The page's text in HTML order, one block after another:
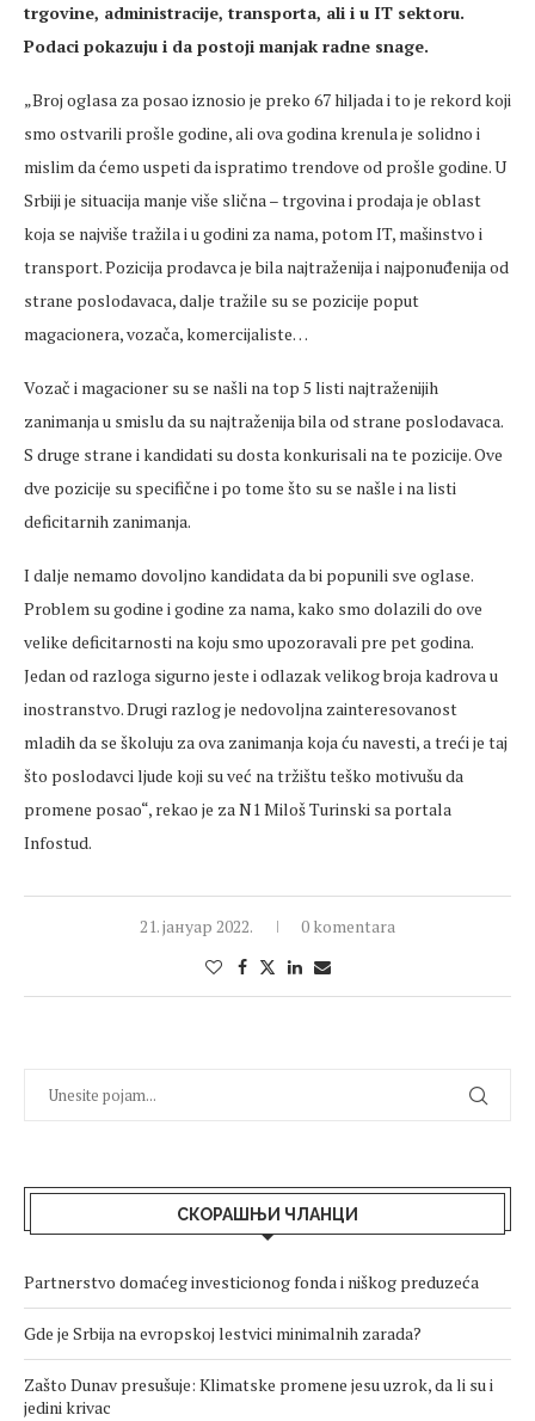
trgovine, administracije, transporta, ali i u IT sektoru.
Podaci pokazuju i da postoji manjak radne snage.
„Broj oglasa za posao iznosio je preko 67 hiljada i to je rekord koji
smo ostvarili prošle godine, ali ova godina krenula je solidno i
mislim da ćemo uspeti da ispratimo trendove od prošle godine. U
Srbiji je situacija manje više slična – trgovina i prodaja je oblast
koja se najviše tražila i u godini za nama, potom IT, mašinstvo i
transport. Pozicija prodavca je bila najtraženija i najponuđenija od
strane poslodavaca, dalje tražile su se pozicije poput
magacionera, vozača, komercijaliste…
Vozač i magacioner su se našli na top 5 listi najtraženijih
zanimanja u smislu da su najtraženija bila od strane poslodavaca.
S druge strane i kandidati su dosta konkurisali na te pozicije. Ove
dve pozicije su specifične i po tome što su se našle i na listi
deficitarnih zanimanja.
I dalje nemamo dovoljno kandidata da bi popunili sve oglase.
Problem su godine i godine za nama, kako smo dolazili do ove
velike deficitarnosti na koju smo upozoravali pre pet godina.
Jedan od razloga sigurno jeste i odlazak velikog broja kadrova u
inostranstvo. Drugi razlog je nedovoljna zainteresovanost
mladih da se školuju za ova zanimanja koja ću navesti, a treći je taj
što poslodavci ljude koji su već na tržištu teško motivušu da
promene posao“, rekao je za N1 Miloš Turinski sa portala
Infostud.
21. јануар 2022. 0 komentara
СКОРАШЊИ ЧЛАНЦИ
Partnerstvo domaćeg investicionog fonda i niškog preduzeća
Gde je Srbija na evropskoj lestvici minimalnih zarada?
Zašto Dunav presušuje: Klimatske promene jesu uzrok, da li su i
jedini krivac